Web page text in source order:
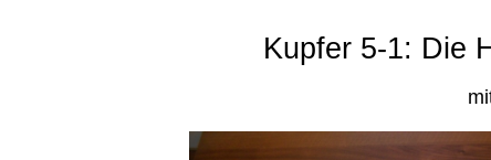
Kupfer 5-1: Die